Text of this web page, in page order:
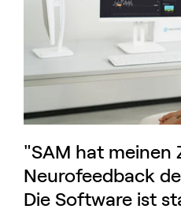
"SAM hat meinen
Neurofeedback
Die Software ist